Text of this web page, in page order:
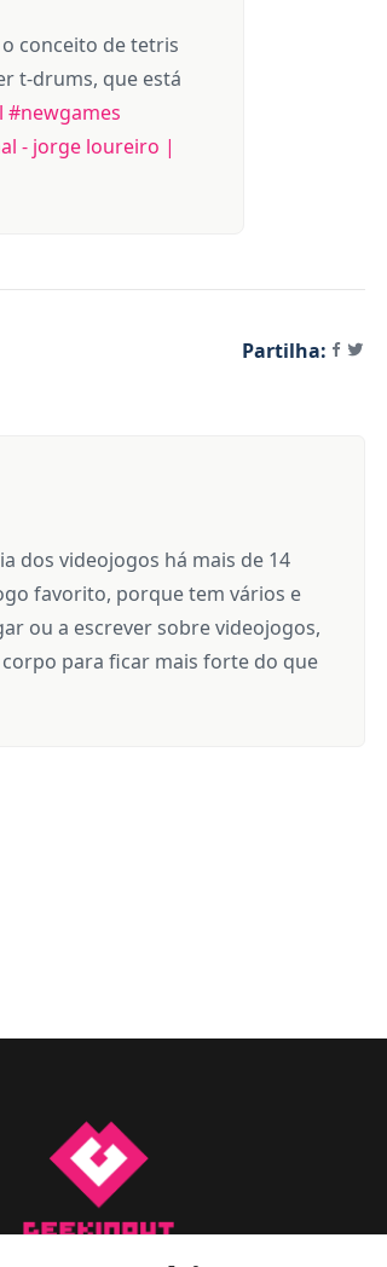
conceito de tetris
t-drums, que está
#newgames
- jorge loureiro |
Partilha:
dos videojogos há mais de 14
favorito, porque tem vários e
ou a escrever sobre videojogos,
para ficar mais forte do que